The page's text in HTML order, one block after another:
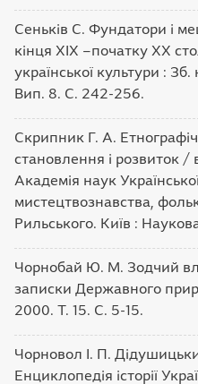
Сеньків С. Фундатори і
кінця ХІХ –початку ХХ
української культури : Зб.
Вип. 8. С. 242-256.
Скрипник Г. А.
становлення і розвиток /
Академія наук
мистецтвознавства,
Рильського. Київ :
Чорнобай Ю. М. Зодчий
записки Державного
2000. Т. 15. С. 5-15.
Чорновол І. П.
Енциклопедія історії